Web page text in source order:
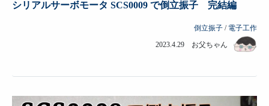
シリアルサーボモータ SCS0009 で倒立振子 完結編
倒立振子 / 電子工作
2023.4.29 お父ちゃん